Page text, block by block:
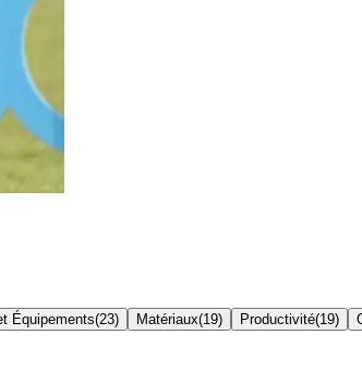
Équipements(23) Matériaux(19) Productivité(19)